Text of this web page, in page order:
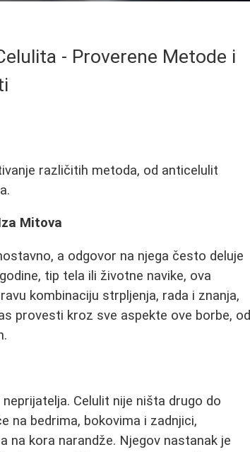
- Proverene Metode i
različitih metoda, od anticelulit
Mitova
a odgovor na njega često deluje
tip tela ili životne navike, ova
kombinaciju strpljenja, rada i znanja,
provesti kroz sve aspekte ove borbe, od
Celulit nije ništa drugo do
na bedrima, bokovima i zadnjici,
na kora narandže. Njegov nastanak je